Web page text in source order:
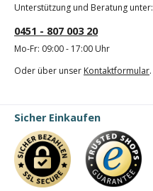
Unterstützung und Beratung unter:
0451 - 807 003 20
Mo-Fr: 09:00 - 17:00 Uhr
Oder über unser Kontaktformular.
Sicher Einkaufen